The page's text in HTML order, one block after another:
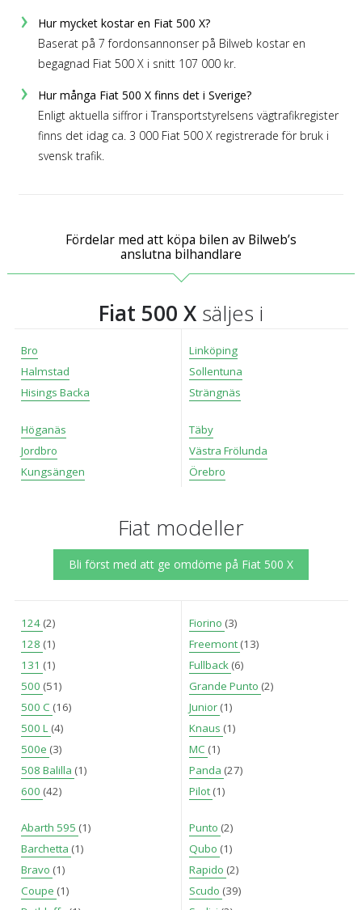
Hur mycket kostar en Fiat 500 X?
Baserat på 7 fordonsannonser på Bilweb kostar en
begagnad Fiat 500 X i snitt 107 000 kr.
Hur många Fiat 500 X finns det i Sverige?
Enligt aktuella siffror i Transportstyrelsens vägtrafikregister
finns det idag ca. 3 000 Fiat 500 X registrerade för bruk i
svensk trafik.
Fördelar med att köpa bilen av Bilweb’s
anslutna bilhandlare
Fiat 500 X säljes i
Bro
Halmstad
Hisings Backa
Höganäs
Jordbro
Kungsängen
Linköping
Sollentuna
Strängnäs
Täby
Västra Frölunda
Örebro
Fiat modeller
Bli först med att ge omdöme på Fiat 500 X
124 (2)
128 (1)
131 (1)
500 (51)
500 C (16)
500 L (4)
500e (3)
508 Balilla (1)
600 (42)
Abarth 595 (1)
Barchetta (1)
Bravo (1)
Coupe (1)
Fiorino (3)
Freemont (13)
Fullback (6)
Grande Punto (2)
Junior (1)
Knaus (1)
MC (1)
Panda (27)
Pilot (1)
Punto (2)
Qubo (1)
Rapido (2)
Scudo (39)